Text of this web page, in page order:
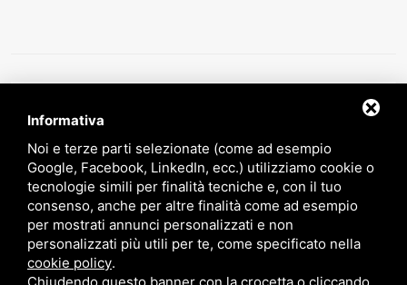
Circular farming - Sviluppo di un sistema innovativo di gestione
sostenibile e certificazione degli input produttivi “ domanda n° 5150328 ai
sensi del PSR 2014-2020 – Regione Emilia – Romagna, Operazione 16.1.01
- bando 2019 - FOCUS AREA 4B
https://impresaverde.emiliaromagna.it/goi/
Informativa
Noi e terze parti selezionate (come ad esempio
Google, Facebook, LinkedIn, ecc.) utilizziamo cookie o
tecnologie simili per finalità tecniche e, con il tuo
consenso, anche per altre finalità come ad esempio
per mostrati annunci personalizzati e non
personalizzati più utili per te, come specificato nella
cookie policy.